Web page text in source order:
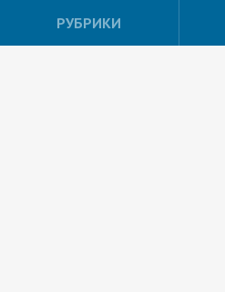
РУБРИКИ